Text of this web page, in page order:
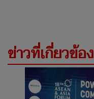
ข่าวที่เกี่ยวข้อง